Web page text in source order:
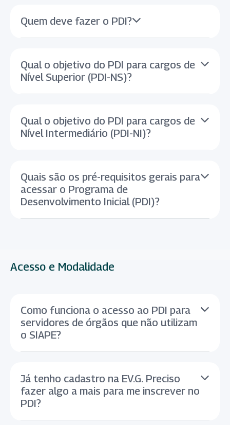
Quem deve fazer o PDI?
Qual o objetivo do PDI para cargos de
Nível Superior (PDI-NS)?
Qual o objetivo do PDI para cargos de
Nível Intermediário (PDI-NI)?
Quais são os pré-requisitos gerais para
acessar o Programa de
Desenvolvimento Inicial (PDI)?
Acesso e Modalidade
Como funciona o acesso ao PDI para
servidores de órgãos que não utilizam
o SIAPE?
Já tenho cadastro na EV.G. Preciso
fazer algo a mais para me inscrever no
PDI?